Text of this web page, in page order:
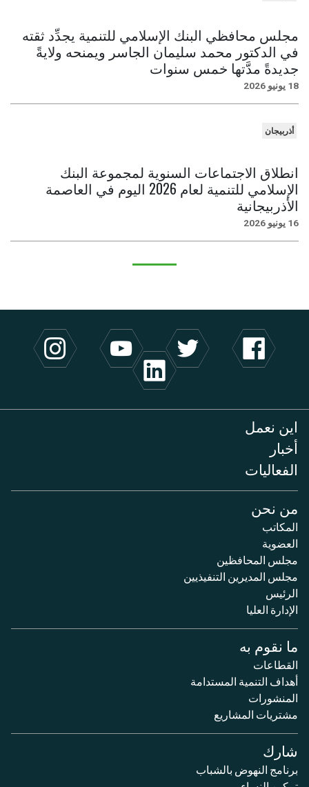
مجلس محافظي البنك الإسلامي للتنمية يجدِّد ثقته
في الدكتور محمد سليمان الجاسر ويمنحه ولايةً
جديدةً مدَّتها خمس سنوات
18 يونيو 2026
أذربيجان
انطلاق الاجتماعات السنوية لمجموعة البنك
الإسلامي للتنمية لعام 2026 اليوم في العاصمة
الأذربيجانية
16 يونيو 2026
اين نعمل
أخبار
الفعاليات
من نحن
المكاتب
العضوية
مجلس المحافظين
مجلس المديرين التنفيذيين
الرئيس
الإدارة العليا
ما نقوم به
القطاعات
أهداف التنمية المستدامة
المنشورات
مشتريات المشاريع
شارك
برنامج النهوض بالشباب